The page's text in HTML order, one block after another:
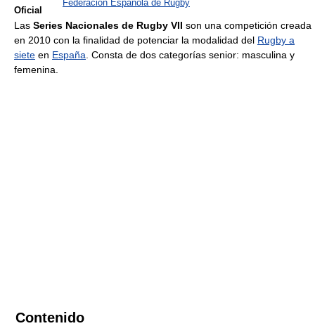
Oficial
Federación Española de Rugby
Las Series Nacionales de Rugby VII son una competición creada
en 2010 con la finalidad de potenciar la modalidad del Rugby a
siete en España . Consta de dos categorías senior: masculina y
femenina.
Contenido